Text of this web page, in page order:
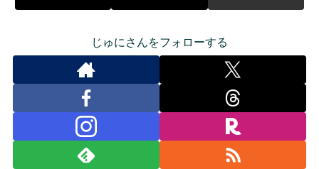
じゅにさんをフォローする